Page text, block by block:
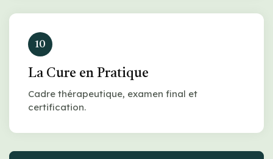
10
La Cure en Pratique
Cadre thérapeutique, examen final et
certification.